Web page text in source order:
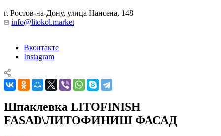
г. Ростов-на-Дону, улица Нансена, 148
info@litokol.market
Вконтакте
Instagram
Шпаклевка LITOFINISH
FASAD\ЛИТОФИНИШ ФАСАД